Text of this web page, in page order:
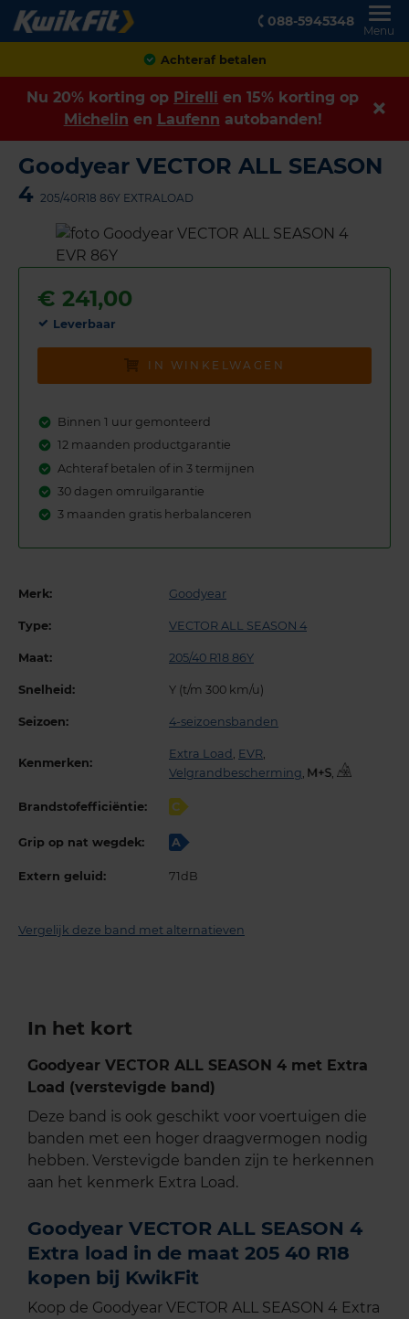
088-5945348
Menu
Achteraf betalen
Nu 20% korting op Pirelli en 15% korting op
Michelin en Laufenn autobanden!
Goodyear VECTOR ALL SEASON
4 205/40R18 86Y EXTRALOAD
€ 241,00
Leverbaar
IN WINKELWAGEN
Binnen 1 uur gemonteerd
12 maanden productgarantie
Achteraf betalen of in 3 termijnen
30 dagen omruilgarantie
3 maanden gratis herbalanceren
Merk: Goodyear
Type: VECTOR ALL SEASON 4
Maat: 205/40 R18 86Y
Snelheid: Y (t/m 300 km/u)
Seizoen: 4-seizoensbanden
Kenmerken:
Extra Load EVR
Velgrandbescherming
,
Brandstofefficiëntie: C
Grip op nat wegdek: A
Extern geluid: 71dB
Vergelijk deze band met alternatieven
In het kort
Goodyear VECTOR ALL SEASON 4 met Extra
Load (verstevigde band)
Deze band is ook geschikt voor voertuigen die
banden met een hoger draagvermogen nodig
hebben. Verstevigde banden zijn te herkennen
aan het kenmerk Extra Load.
Goodyear VECTOR ALL SEASON 4
Extra load in de maat 205 40 R18
kopen bij KwikFit
Koop de Goodyear VECTOR ALL SEASON 4 Extra